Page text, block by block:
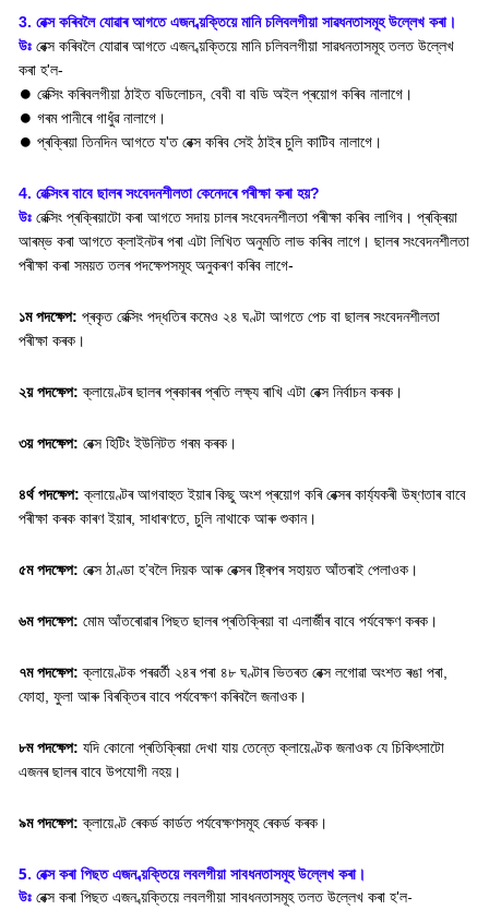
3. ৱেক্স কৰিবলৈ যোৱাৰ আগতে এজন ব্য়ক্তিয়ে মানি চলিবলগীয়া সাৱধনতাসমূহ উল্লেখ কৰা।
উঃ ৱেক্স কৰিবলৈ যোৱাৰ আগতে এজন ব্য়ক্তিয়ে মানি চলিবলগীয়া সাৱধনতাসমূহ তলত উল্লেখ
কৰা হ'ল-
⏺ ৱেক্সিং কৰিবলগীয়া ঠাইত বডিলোচন, বেবী বা বডি অইল প্ৰয়োগ কৰিব নালাগে।
⏺ গৰম পানীৰে গাধুঁৱ নালাগে।
⏺ প্ৰক্ৰিয়া তিনদিন আগতে য'ত ৱেক্স কৰিব সেই ঠাইৰ চুলি কাটিব নালাগে।
4. ৱেক্সিংৰ বাবে ছালৰ সংবেদনশীলতা কেনেদৰে পৰীক্ষা কৰা হয়?
উঃ ৱেক্সিং প্ৰক্ৰিয়াটো কৰা আগতে সদায় চালৰ সংবেদনশীলতা পৰীক্ষা কৰিব লাগিব। প্ৰক্ৰিয়া
আৰম্ভ কৰা আগতে ক্লাইনটৰ পৰা এটা লিখিত অনুমতি লাভ কৰিব লাগে। ছালৰ সংবেদনশীলতা
পৰীক্ষা কৰা সময়ত তলৰ পদক্ষেপসমূহ অনুকৰণ কৰিব লাগে-
১ম পদক্ষেপ: প্ৰকৃত ৱেক্সিং পদ্ধতিৰ কমেও ২৪ ঘণ্টা আগতে পেচ বা ছালৰ সংবেদনশীলতা
পৰীক্ষা কৰক।
২য় পদক্ষেপ: ক্লায়েণ্টৰ ছালৰ প্ৰকাৰৰ প্ৰতি লক্ষ্য ৰাখি এটা ৱেক্স নিৰ্বাচন কৰক।
৩য়পদক্ষেপ: ৱেক্স হিটিং ইউনিটত গৰম কৰক।
৪ৰ্থপদক্ষেপ: ক্লায়েণ্টৰ আগবাহুত ইয়াৰ কিছু অংশ প্ৰয়োগ কৰি ৱেক্সৰ কাৰ্য্যকৰী উষ্ণতাৰ বাবে
পৰীক্ষা কৰক কাৰণ ইয়াৰ, সাধাৰণতে, চুলি নাথাকে আৰু শুকান।
৫মপদক্ষেপ: ৱেক্স ঠাণ্ডা হ’বলৈ দিয়ক আৰু ৱেক্সৰ ষ্ট্ৰিপৰ সহায়ত আঁতৰাই পেলাওক।
৬মপদক্ষেপ: মোম আঁতৰোৱাৰ পিছত ছালৰ প্ৰতিক্ৰিয়া বা এলাৰ্জীৰ বাবে পৰ্যবেক্ষণ কৰক।
৭মপদক্ষেপ: ক্লায়েণ্টক পৰৱৰ্তী ২৪ৰ পৰা ৪৮ ঘণ্টাৰ ভিতৰত ৱেক্স লগোৱা অংশত ৰঙা পৰা,
ফোহা, ফুলা আৰু বিৰক্তিৰ বাবে পৰ্যবেক্ষণ কৰিবলৈ জনাওক।
৮মপদক্ষেপ: যদি কোনো প্ৰতিক্ৰিয়া দেখা যায় তেন্তে ক্লায়েণ্টক জনাওক যে চিকিৎসাটো
এজনৰ ছালৰ বাবে উপযোগী নহয়।
৯মপদক্ষেপ: ক্লায়েণ্ট ৰেকৰ্ড কাৰ্ডত পৰ্যবেক্ষণসমূহ ৰেকৰ্ড কৰক।
5. ৱেক্স কৰা পিছত এজন ব্য়ক্তিয়ে লবলগীয়া সাবধনতাসমূহ উল্লেখ কৰা।
উঃ ৱেক্স কৰা পিছত এজন ব্য়ক্তিয়ে লবলগীয়া সাবধনতাসমূহ তলত উল্লেখ কৰা হ'ল-